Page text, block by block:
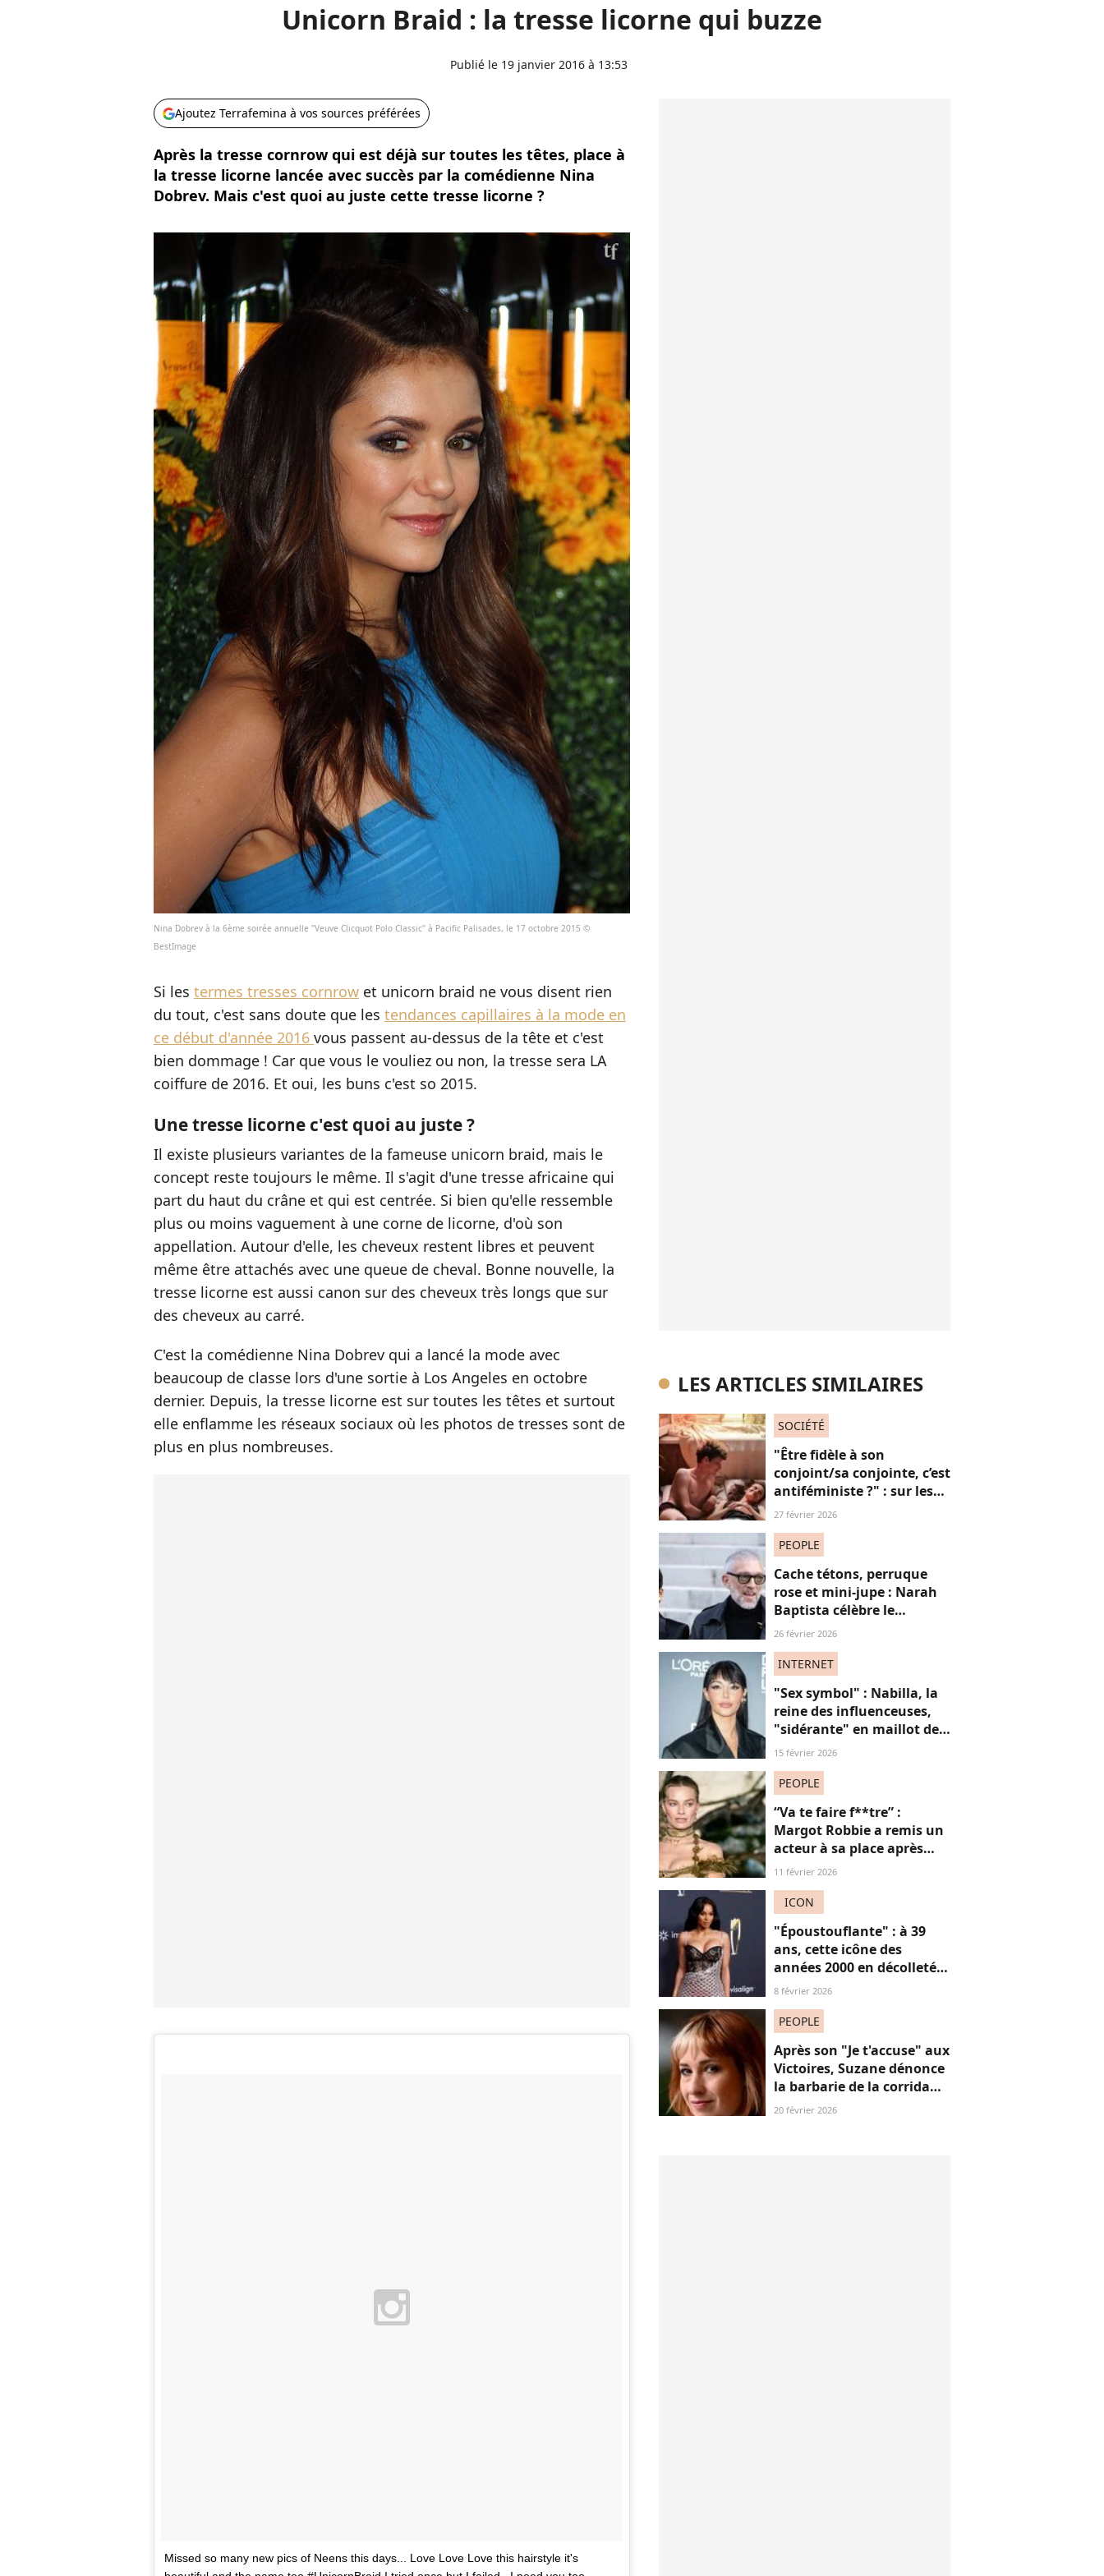
Unicorn Braid : la tresse licorne qui buzze
Publié le 19 janvier 2016 à 13:53
Ajoutez Terrafemina à vos sources préférées
Après la tresse cornrow qui est déjà sur toutes les têtes, place à
la tresse licorne lancée avec succès par la comédienne Nina
Dobrev. Mais c'est quoi au juste cette tresse licorne ?
Nina Dobrev à la 6ème soirée annuelle "Veuve Clicquot Polo Classic" à Pacific Palisades, le 17 octobre 2015 ©
BestImage
Si les termes tresses cornrow et unicorn braid ne vous disent rien
du tout, c'est sans doute que les tendances capillaires à la mode en
ce début d'année 2016 vous passent au-dessus de la tête et c'est
bien dommage ! Car que vous le vouliez ou non, la tresse sera LA
coiffure de 2016. Et oui, les buns c'est so 2015.
Une tresse licorne c'est quoi au juste ?
Il existe plusieurs variantes de la fameuse unicorn braid, mais le
concept reste toujours le même. Il s'agit d'une tresse africaine qui
part du haut du crâne et qui est centrée. Si bien qu'elle ressemble
plus ou moins vaguement à une corne de licorne, d'où son
appellation. Autour d'elle, les cheveux restent libres et peuvent
même être attachés avec une queue de cheval. Bonne nouvelle, la
tresse licorne est aussi canon sur des cheveux très longs que sur
des cheveux au carré.
C'est la comédienne Nina Dobrev qui a lancé la mode avec
beaucoup de classe lors d'une sortie à Los Angeles en octobre
dernier. Depuis, la tresse licorne est sur toutes les têtes et surtout
elle enflamme les réseaux sociaux où les photos de tresses sont de
plus en plus nombreuses.
Missed so many new pics of Neens this days... Love Love Love this hairstyle it's
LES ARTICLES SIMILAIRES
SOCIÉTÉ
"Être fidèle à son
conjoint/sa conjointe, c’est
antiféministe ?" : sur les
réseaux sociaux, cette
27 février 2026
PEOPLE
Cache tétons, perruque
rose et mini-jupe : Narah
Baptista célèbre le
carnaval de Rio avec son
de 30 ans son aîné
26 février 2026
INTERNET
"Sex symbol" : Nabilla, la
reine des influenceuses,
"sidérante" en maillot de
bain sur ces photos de
15 février 2026
PEOPLE
“Va te faire f**tre” :
Margot Robbie a remis un
acteur à sa place après
qu’il lui a conseillé de
11 février 2026
ICON
"Époustouflante" : à 39
ans, cette icône des
années 2000 en décolleté
plongeant en dentelle
8 février 2026
PEOPLE
Après son "Je t'accuse" aux
Victoires, Suzane dénonce
la barbarie de la corrida
avec cette reprise iconique
20 février 2026